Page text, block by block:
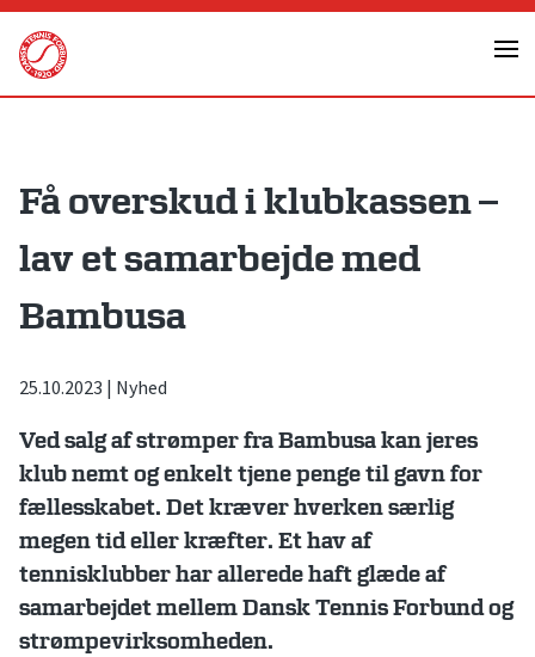
Skip
content
Få overskud i klubkassen –
lav et samarbejde med
Bambusa
25.10.2023 | Nyhed
Ved salg af strømper fra Bambusa kan jeres
klub nemt og enkelt tjene penge til gavn for
fællesskabet. Det kræver hverken særlig
megen tid eller kræfter. Et hav af
tennisklubber har allerede haft glæde af
samarbejdet mellem Dansk Tennis Forbund og
strømpevirksomheden.